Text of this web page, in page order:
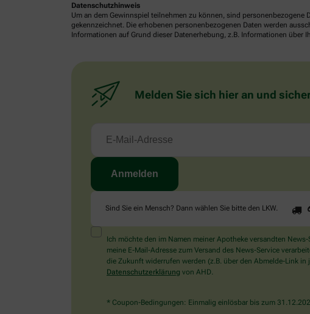
Datenschutzhinweis
Um an dem Gewinnspiel teilnehmen zu können, sind
gekennzeichnet. Die erhobenen personenbezogenen Daten werden
Informationen auf Grund dieser Datenerhebung, z.B. Informationen über
Melden Sie sich hier an und
Sind Sie ein Mensch? Dann wählen Sie bitte den LKW.
Sind
Sie
Dann
LKW.
Ich möchte den im Namen meiner Apotheke versandten
meine E-Mail-Adresse zum Versand des News-Service
die Zukunft widerrufen werden (z.B. über den Abmelde-Link
Datenschutzerklärung von AHD.
* Coupon-Bedingungen: Einmalig einlösbar bis zum